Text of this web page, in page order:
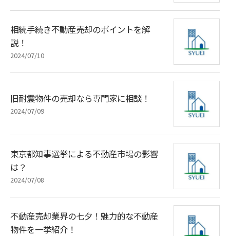
相続手続き不動産売却のポイントを解
説！
2024/07/10
旧耐震物件の売却なら専門家に相談！
2024/07/09
東京都知事選挙による不動産市場の影響
は？
2024/07/08
不動産売却業界の七夕！魅力的な不動産
物件を一挙紹介！